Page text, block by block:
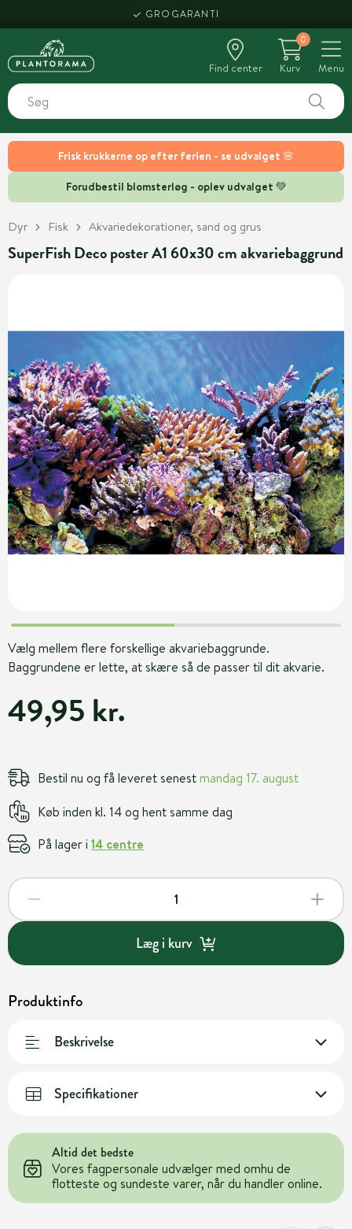
Frisk krukkerne op efter ferien - se udvalget 🌸
Forudbestil blomsterløg - oplev udvalget 💚
GROGARANTI
Find center
0
Kurv
Menu
Dyr Fisk Akvariedekorationer, sand og grus
SuperFish Deco poster A1 60x30 cm akvariebaggrund
Vælg mellem flere forskellige akvariebaggrunde.
Baggrundene er lette, at skære så de passer til dit akvarie.
49,95 kr.
Bestil nu og få leveret senestmandag 17. august
Køb inden kl. 14 og hent samme dag
På lager i 14 centre
Læg i kurv
Produktinfo
Beskrivelse
Specifikationer
Altid det bedste
Vores fagpersonale udvælger med omhu de
flotteste og sundeste varer, når du handler online.